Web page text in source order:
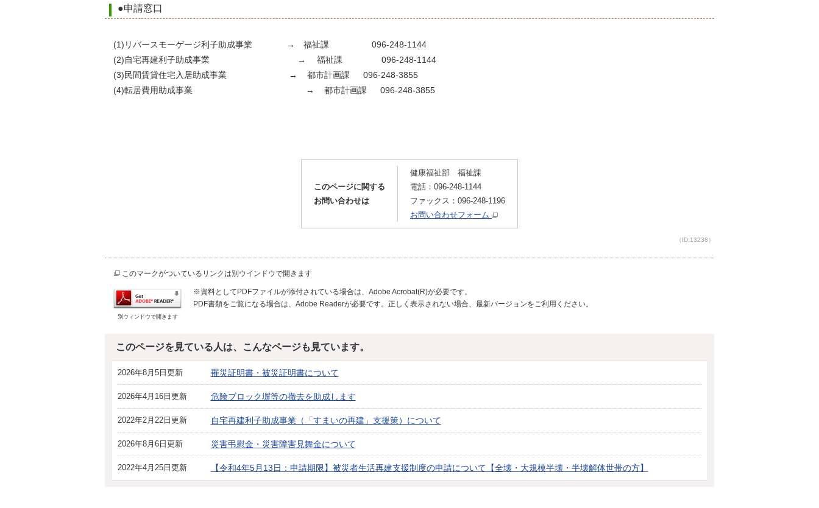
●申請窓口
(1)リバースモーゲージ利子助成事業 → 福祉課 096-248-1144
(2)自宅再建利子助成事業 → 福祉課 096-248-1144
(3)民間賃貸住宅入居助成事業 → 都市計画課 096-248-3855
(4)転居費用助成事業 → 都市計画課 096-248-3855
このページに関する
お問い合わせは
健康福祉部 福祉課
電話：096-248-1144
ファックス：096-248-1196
お問い合わせフォーム
（ID:13238）
このマークがついているリンクは別ウインドウで開きます
別ウィンドウで開きます
※資料としてPDFファイルが添付されている場合は、Adobe Acrobat(R)が必要です。
PDF書類をご覧になる場合は、Adobe Readerが必要です。正しく表示されない場合、最新バージョンをご利用ください。
このページを見ている人は、こんなページも見ています。
2026年8月5日更新 罹災証明書・被災証明書について
2026年4月16日更新 危険ブロック塀等の撤去を助成します
2022年2月22日更新 自宅再建利子助成事業（「すまいの再建」支援策）について
2026年8月6日更新 災害弔慰金・災害障害見舞金について
2022年4月25日更新 【令和4年5月13日：申請期限】被災者生活再建支援制度の申請について【全壊・大規模半壊・半壊解体世帯の方】